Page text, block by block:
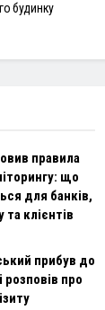
будинку
правила
що
для банків,
та клієнтів
прибув до
розповів про